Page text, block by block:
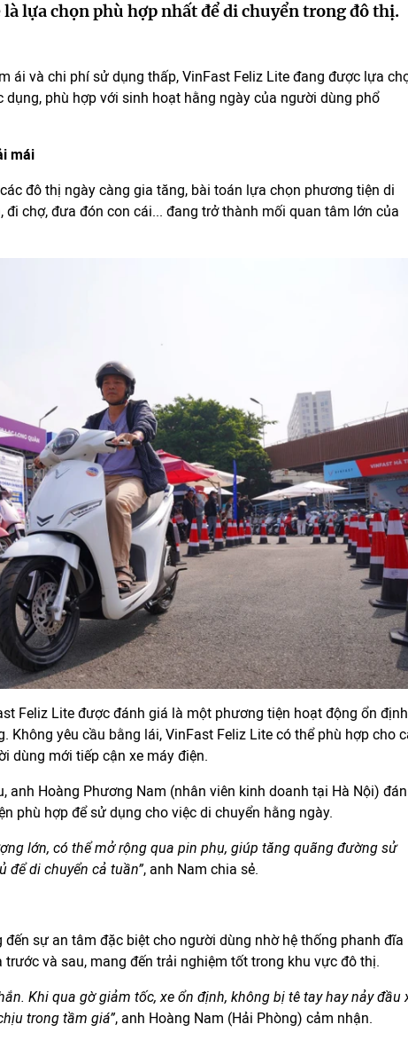
lựa chọn phù hợp nhất để di chuyển trong đô thị.
ái và chi phí sử dụng thấp, VinFast Feliz Lite đang được lựa
phù hợp với sinh hoạt hằng ngày của người dùng phổ
mái
đô thị ngày càng gia tăng, bài toán lựa chọn phương tiện di
chợ, đưa đón con cái... đang trở thành mối quan tâm lớn của
Feliz Lite được đánh giá là một phương tiện hoạt động ổn
Không yêu cầu bằng lái, VinFast Feliz Lite có thể phù hợp cho
dùng mới tiếp cận xe máy điện.
anh Hoàng Phương Nam (nhân viên kinh doanh tại Hà Nội)
phù hợp để sử dụng cho việc di chuyển hằng ngày.
lớn, có thể mở rộng qua pin phụ, giúp tăng quãng đường sử
để di chuyển cả tuần”, anh Nam chia sẻ.
đến sự an tâm đặc biệt cho người dùng nhờ hệ thống phanh đĩa
và sau, mang đến trải nghiệm tốt trong khu vực đô thị.
Khi qua gờ giảm tốc, xe ổn định, không bị tê tay hay nảy đầu
trong tầm giá”, anh Hoàng Nam (Hải Phòng) cảm nhận.